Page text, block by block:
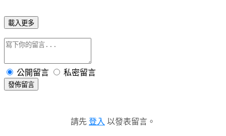
載入更多
公開留言 私密留言
發佈留言
請先 登入 以發表留言。